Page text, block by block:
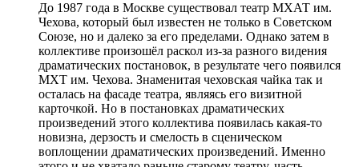
До 1987 года в Москве существовал театр МХАТ им.
Чехова, который был известен не только в Советском
Союзе, но и далеко за его пределами. Однако затем в
коллективе произошёл раскол из-за разного видения
драматических постановок, в результате чего появился
МХТ им. Чехова. Знаменитая чеховская чайка так и
осталась на фасаде театра, являясь его визитной
карточкой. Но в постановках драматических
произведений этого коллектива появилась какая-то
новизна, дерзость и смелость в сценическом
воплощении драматических произведений. Именно